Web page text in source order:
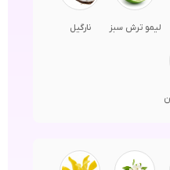
لیمو ترش سبز نارگیل